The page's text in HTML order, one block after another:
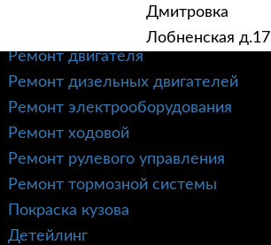
Дмитровка
Лобненская
Ремонт трансмиссии
Ремонт двигателя
Ремонт дизельных двигателей
Ремонт электрооборудования
Ремонт ходовой
Ремонт рулевого управления
Ремонт тормозной системы
Покраска кузова
Детейлинг